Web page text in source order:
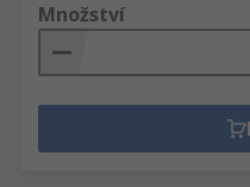
Množství